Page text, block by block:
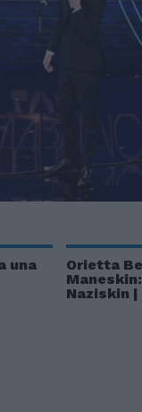
una
Orietta
Naziskin |